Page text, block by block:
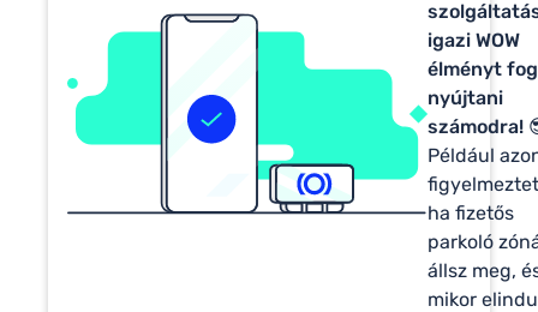
igazi WOW
élményt
nyújtani
számodra!
Például
ha fizetős
parkoló
állsz meg,
mikor